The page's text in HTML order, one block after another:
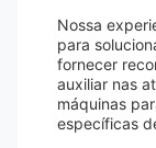
Nossa
para
fornecer
auxiliar nas
máquinas
específicas